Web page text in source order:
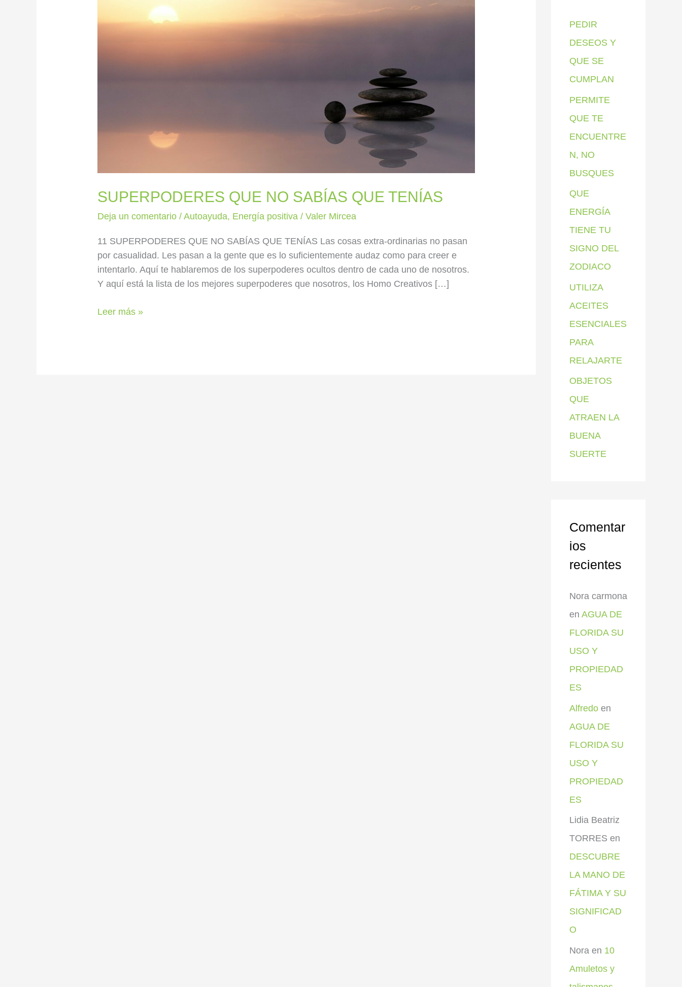
SUPERPODERES QUE NO SABÍAS QUE TENÍAS
Deja un comentario /Autoayuda, Energía positiva /Valer Mircea
11 SUPERPODERES QUE NO SABÍAS QUE TENÍAS Las cosas extra-ordinarias no pasan
por casualidad. Les pasan a la gente que es lo suficientemente audaz como para creer e
intentarlo. Aquí te hablaremos de los superpoderes ocultos dentro de cada uno de nosotros.
Y aquí está la lista de los mejores superpoderes que nosotros, los Homo Creativos […]
NO
SABÍAS
Leer más »
o
r
:
PEDIR
DESEOS Y
QUE SE
CUMPLAN
PERMITE
QUE TE
ENCUENTRE
N, NO
BUSQUES
QUE
ENERGÍA
TIENE TU
SIGNO DEL
ZODIACO
UTILIZA
ACEITES
ESENCIALES
PARA
RELAJARTE
OBJETOS
QUE
ATRAEN LA
BUENA
SUERTE
Comentar
ios
recientes
Nora carmona
en AGUA DE
FLORIDA SU
USO Y
PROPIEDAD
ES
Alfredo en
AGUA DE
FLORIDA SU
USO Y
PROPIEDAD
ES
Lidia Beatriz
TORRES en
DESCUBRE
LA MANO DE
FÁTIMA Y SU
SIGNIFICAD
O
Nora en 10
Amuletos y